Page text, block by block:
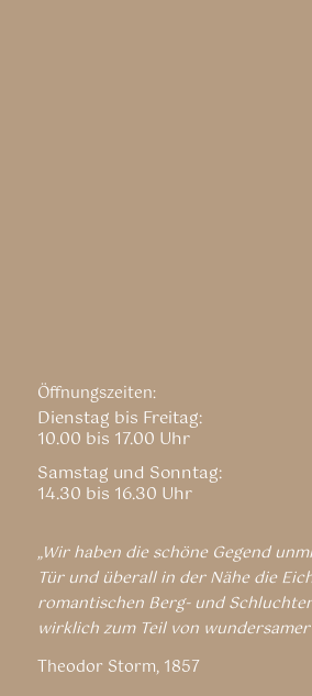
Öffnungszeiten:
Dienstag bis Freitag:
10.00 bis 17.00 Uhr
Samstag und Sonntag:
14.30 bis 16.30 Uhr
„Wir haben die schöne Gegend
Tür und überall in der Nähe die
romantischen Berg- und
wirklich zum Teil von wundersamer
Theodor Storm, 1857